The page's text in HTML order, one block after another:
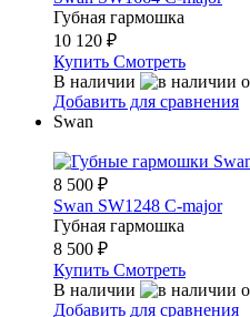
Губная гармошка
10 120 ₽
Купить Смотреть
В наличии
Добавить для сравнения
Swan
8 500 ₽
Swan SW1248 C-major
Губная гармошка
8 500 ₽
Купить Смотреть
В наличии
Добавить для сравнения